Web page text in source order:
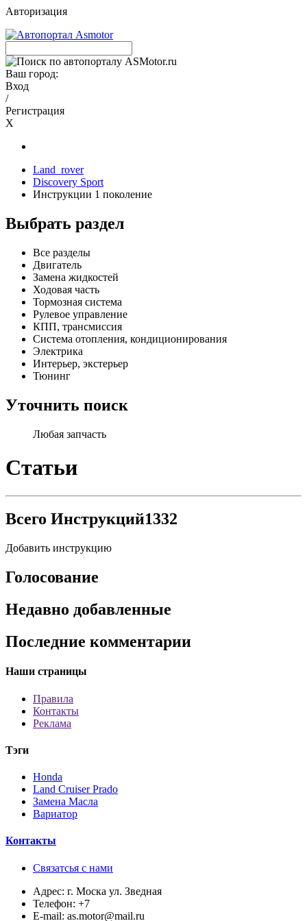
Авторизация
Ваш город:
Вход
/
Регистрация
X
Land_rover
Discovery Sport
Инструкции 1 поколение
Выбрать раздел
Все разделы
Двигатель
Замена жидкостей
Ходовая часть
Тормозная система
Рулевое управление
КПП, трансмиссия
Система отопления, кондиционирования
Электрика
Интерьер, экстерьер
Тюнинг
Уточнить поиск
Любая запчасть
Статьи
Всего Инструкций1332
Добавить инструкцию
Голосование
Недавно добавленные
Последние комментарии
Наши страницы
Правила
Контакты
Реклама
Тэги
Honda
Land Cruiser Prado
Замена Масла
Вариатор
Контакты
Связатсья с нами
Адрес: г. Моска ул. Зведная
Телефон: +7
E-mail: as.motor@mail.ru